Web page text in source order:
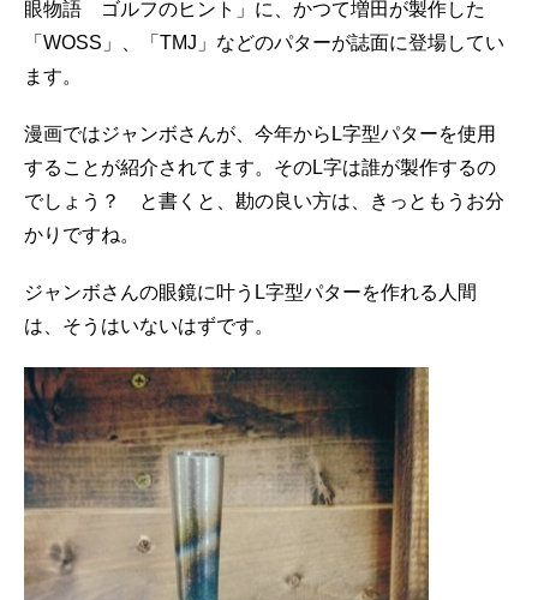
眼物語 ゴルフのヒント」に、かつて増田が製作した
「WOSS」、「TMJ」などのパターが誌面に登場してい
ます。
漫画ではジャンボさんが、今年からL字型パターを使用
することが紹介されてます。そのL字は誰が製作するの
でしょう？ と書くと、勘の良い方は、きっともうお分
かりですね。
ジャンボさんの眼鏡に叶うL字型パターを作れる人間
は、そうはいないはずです。